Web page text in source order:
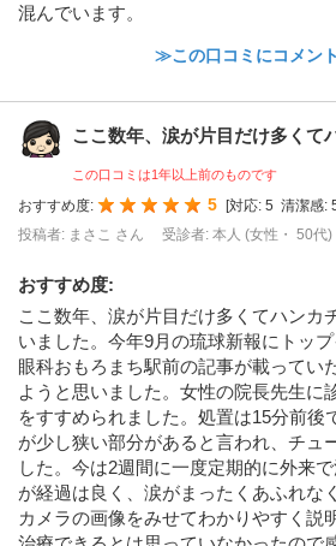
混んでいます。
≫この口コミにコメン
ここ数年、涙が片目だけ多くて
この口コミは1年以上前のものです
おすすめ度: 5 [対応: 5 清潔感:
投稿者: まさこ さん
受診者: 本人 (女性・ 50代)
おすすめ度:
ここ数年、涙が片目だけ多くてハンカ
いました。今年9月の琉球新報にトッ
眼科おもろまち駅前の記事が載ってい
ようと思いました。女性の院長先生に
をすすめられました。処置は15分前後
が少し狭い部分があると言われ、チュ
した。今は2週間に一度定期的に外来
が経過は良く、涙がまったくあふれな
カメラの画像をみせてわかりやすく説